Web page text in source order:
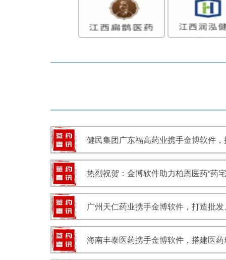
健民集团广东福高药业携手金博软件
热烈祝贺：金博软件助力柏恩医药“药
广州天仁药业携手金博软件，打造批
海南丰泰医药携手金博软件，搭建医